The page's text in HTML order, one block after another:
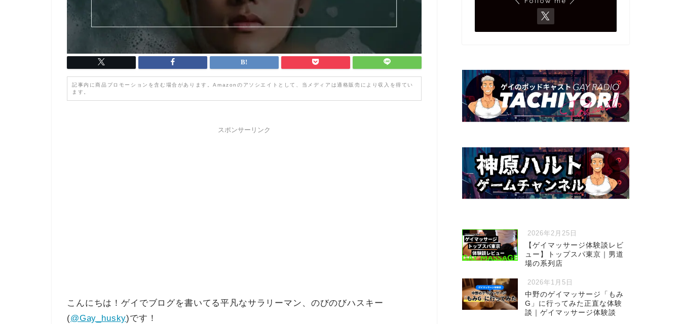
記事内に商品プロモーションを含む場合があります。Amazonのアソシエイトとして、当メディアは適格販売により収入を得てい
ます。
スポンサーリンク
こんにちは！ゲイでブログを書いてる平凡なサラリーマン、のびのびハスキー
(@Gay_husky)です！
2026年2月25日
【ゲイマッサージ体験談レビ
ュー】トップスパ東京｜男道
場の系列店
2026年1月5日
中野のゲイマッサージ「もみ
G」に行ってみた正直な体験
談｜ゲイマッサージ体験談